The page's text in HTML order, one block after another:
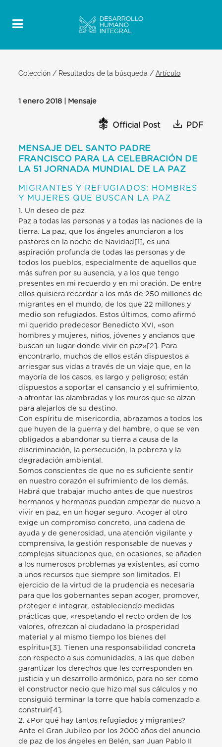
Colección / Resultados de la búsqueda /Artículo
1 enero 2018 | Mensaje
Official Post PDF
MENSAJE DEL SANTO PADRE
FRANCISCO PARA LA CELEBRACIÓN DE
LA 51 JORNADA MUNDIAL DE LA PAZ
MIGRANTES Y REFUGIADOS: HOMBRES
Y MUJERES QUE BUSCAN LA PAZ
1. Un deseo de paz
Paz a todas las personas y a todas las naciones de la
tierra. La paz, que los ángeles anunciaron a los
pastores en la noche de Navidad[1], es una
aspiración profunda de todas las personas y de
todos los pueblos, especialmente de aquellos que
más sufren por su ausencia, y a los que tengo
presentes en mi recuerdo y en mi oración. De entre
ellos quisiera recordar a los más de 250 millones de
migrantes en el mundo, de los que 22 millones y
medio son refugiados. Estos últimos, como afirmó
mi querido predecesor Benedicto XVI, «son
hombres y mujeres, niños, jóvenes y ancianos que
buscan un lugar donde vivir en paz»[2]. Para
encontrarlo, muchos de ellos están dispuestos a
arriesgar sus vidas a través de un viaje que, en la
mayoría de los casos, es largo y peligroso; están
dispuestos a soportar el cansancio y el sufrimiento,
a afrontar las alambradas y los muros que se alzan
para alejarlos de su destino.
Con espíritu de misericordia, abrazamos a todos los
que huyen de la guerra y del hambre, o que se ven
obligados a abandonar su tierra a causa de la
discriminación, la persecución, la pobreza y la
degradación ambiental.
Somos conscientes de que no es suficiente sentir
en nuestro corazón el sufrimiento de los demás.
Habrá que trabajar mucho antes de que nuestros
hermanos y hermanas puedan empezar de nuevo a
vivir en paz, en un hogar seguro. Acoger al otro
exige un compromiso concreto, una cadena de
ayuda y de generosidad, una atención vigilante y
comprensiva, la gestión responsable de nuevas y
complejas situaciones que, en ocasiones, se añaden
a los numerosos problemas ya existentes, así como
a unos recursos que siempre son limitados. El
ejercicio de la virtud de la prudencia es necesaria
para que los gobernantes sepan acoger, promover,
proteger e integrar, estableciendo medidas
prácticas que, «respetando el recto orden de los
valores, ofrezcan al ciudadano la prosperidad
material y al mismo tiempo los bienes del
espíritu»[3]. Tienen una responsabilidad concreta
con respecto a sus comunidades, a las que deben
garantizar los derechos que les corresponden en
justicia y un desarrollo armónico, para no ser como
el constructor necio que hizo mal sus cálculos y no
consiguió terminar la torre que había comenzado a
construir[4].
2. ¿Por qué hay tantos refugiados y migrantes?
Ante el Gran Jubileo por los 2000 años del anuncio
de paz de los ángeles en Belén, san Juan Pablo II